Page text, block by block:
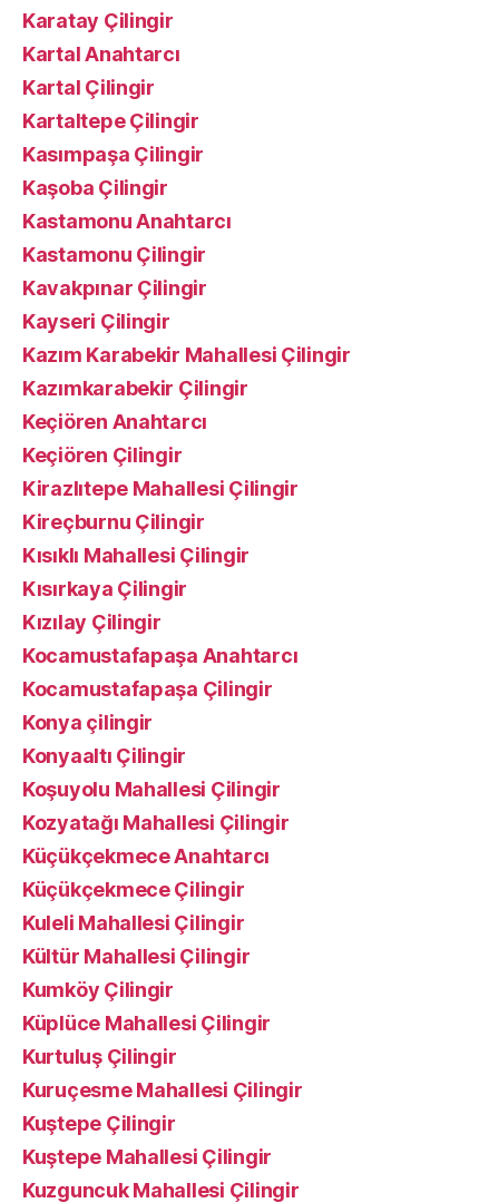
Karatay Çilingir
Kartal Anahtarcı
Kartal Çilingir
Kartaltepe Çilingir
Kasımpaşa Çilingir
Kaşoba Çilingir
Kastamonu Anahtarcı
Kastamonu Çilingir
Kavakpınar Çilingir
Kayseri Çilingir
Kazım Karabekir Mahallesi Çilingir
Kazımkarabekir Çilingir
Keçiören Anahtarcı
Keçiören Çilingir
Kirazlıtepe Mahallesi Çilingir
Kireçburnu Çilingir
Kısıklı Mahallesi Çilingir
Kısırkaya Çilingir
Kızılay Çilingir
Kocamustafapaşa Anahtarcı
Kocamustafapaşa Çilingir
Konya çilingir
Konyaaltı Çilingir
Koşuyolu Mahallesi Çilingir
Kozyatağı Mahallesi Çilingir
Küçükçekmece Anahtarcı
Küçükçekmece Çilingir
Kuleli Mahallesi Çilingir
Kültür Mahallesi Çilingir
Kumköy Çilingir
Küplüce Mahallesi Çilingir
Kurtuluş Çilingir
Kuruçesme Mahallesi Çilingir
Kuştepe Çilingir
Kuştepe Mahallesi Çilingir
Kuzguncuk Mahallesi Çilingir